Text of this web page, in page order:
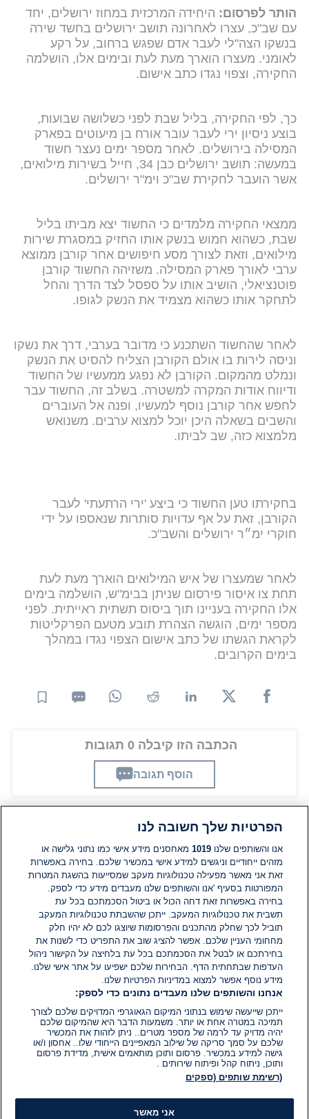
הותר לפרסום: היחידה המרכזית במחוז ירושלים, יחד
עם שב"כ, עצרו לאחרונה תושב ירושלים בחשד שירה
בנשקו הצה"לי לעבר אדם שפגש ברחוב, על רקע
לאומני. מעצרו הוארך מעת לעת ובימים אלו, הושלמה
החקירה, וצפוי נגדו כתב אישום.
כך, לפי החקירה, בליל שבת לפני כשלושה שבועות,
בוצע ניסיון ירי לעבר עובר אורח בן מיעוטים בפארק
המסילה בירושלים. לאחר מספר ימים נעצר חשוד
במעשה: תושב ירושלים כבן 34, חייל בשירות מילואים,
אשר הועבר לחקירת שב"כ וימ"ר ירושלים.
ממצאי החקירה מלמדים כי החשוד יצא מביתו בליל
שבת, כשהוא חמוש בנשק אותו החזיק במסגרת שירות
מילואים, וזאת לצורך מסע חיפושים אחר קורבן ממוצא
ערבי לאורך פארק המסילה. משזיהה החשוד קורבן
פוטנציאלי, הושיב אותו על ספסל לצד הדרך והחל
לתחקר אותו כשהוא מצמיד את הנשק לגופו.
לאחר שהחשוד השתכנע כי מדובר בערבי, דרך את נשקו
וניסה לירות בו אולם הקורבן הצליח להסיט את הנשק
ונמלט מהמקום. הקורבן לא נפגע ממעשיו של החשוד
ודיווח אודות המקרה למשטרה. בשלב זה, החשוד עבר
לחפש אחר קורבן נוסף למעשיו, ופנה אל העוברים
והשבים בשאלה היכן יוכל למצוא ערבים. משנואש
מלמצוא כזה, שב לביתו.
בחקירתו טען החשוד כי ביצע 'ירי הרתעתי' לעבר
הקורבן, זאת על אף עדויות סותרות שנאספו על ידי
חוקרי ימ״ר ירושלים והשב"כ.
לאחר שמעצרו של איש המילואים הוארך מעת לעת
תחת צו איסור פירסום שניתן בבימ"ש, הושלמה בימים
אלו החקירה בעניינו תוך ביסוס תשתית ראייתית. לפני
מספר ימים, הוגשה הצהרת תובע מטעם הפרקליטות
לקראת הגשתו של כתב אישום הצפוי נגדו במהלך
בימים הקרובים.
הכתבה הזו קיבלה 0 תגובות
הוסף תגובה
תגובות
אין עדיין תגובות. היה הראשון להגיב
הוסף תגובה
הפרטיות שלך חשובה לנו
אנו והשותפים שלנו1019 מאחסנים מידע אישי כמו נתוני גלישה או
מזהים ייחודיים וניגשים למידע אישי במכשיר שלכם. בחירה באפשרות
זאת אני מאשר מפעילה טכנולוגיות מעקב שמסייעות בהשגת המטרות
המפורטות בסעיף 'אנו והשותפים שלנו מעבדים מידע כדי לספק.
בחירה באפשרות זאת דחה הכול או ביטול הסכמתכם בכל עת
תשבית את טכנולוגיות המעקב. ייתכן שהשבתת טכנולוגיות המעקב
תוביל לכך שחלק מהתכנים והפרסומות שיוצגו לכם לא יהיו חלק
מחחומי העניין שלכם. אפשר להציג שוב את התפריט כדי לשנות את
בחירתכם או לבטל את הסכמתכם בכל עת בלחיצה על הקישור ניהול
העדפות שבתחתית הדף. הבחירות שלכם ישפיעו על אתר אישי שלנו.
מידע נוסף אפשר למצוא במדיניות הפרטיות שלנו.
אנחנו והשותפים שלנו מעבדים נתונים כדי לספק:
ייתכן שייעשה שימוש בנתוני המיקום הגאוגרפי המדויקים שלכם לצורך
תמיכה במטרה אחת או יותר. משמעות הדבר היא שהמיקום שלכם
יהיה מדויק עד לרמה של מספר מטרים.. ניתן לזהות את המכשיר
שלכם על סמך סריקה של שילוב המאפיינים הייחודי שלו.. אחסון ו/או
גישה למידע במכשיר. פרסום ותוכן מותאמים אישית, מדידת פרסום
ותוכן, ניתוח קהל ופיתוח שירותים .
(רשימת שותפים (ספקים
אני מאשר